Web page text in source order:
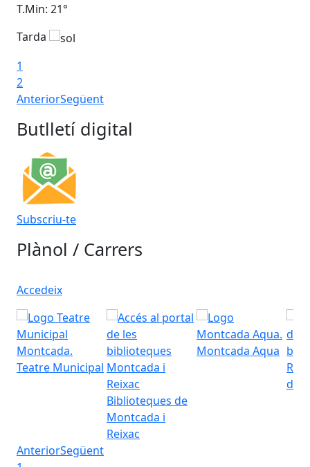
T.Min: 21°
Tarda
1
2
AnteriorSegüent
Butlletí digital
Subscriu-te
Plànol / Carrers
Accedeix
Teatre Municipal
Biblioteques de
Montcada i
Reixac
Montcada Aqua
AnteriorSegüent